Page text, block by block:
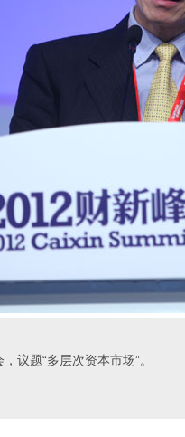
议题“多层次资本市场”。